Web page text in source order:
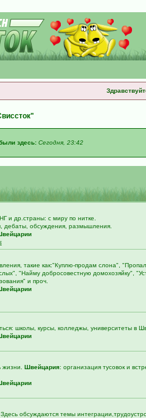
здесь: Сегодня, 23:42
и др.страны: с миру по нитке.
дебаты, обсуждения, размышления.
такие как:"Куплю-продам слона",
"Найму добросовестную домохозяйку",
и проч.
школы, курсы, колледжы, университеты в
жизни. Швейцария: организация тусовок и
обсуждаются темы